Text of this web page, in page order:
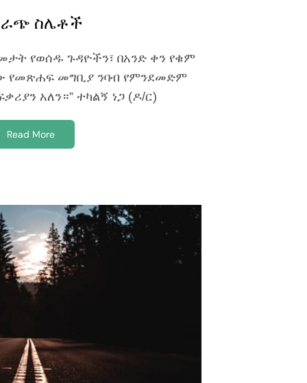
ስሌቶች
የወሰዱ ጉዳዮችን፣ በአንድ ቀን የቁም
የመጽሐፍ መግቢያ ንባብ የምንደመድም
አለን።” ተካልኝ ነጋ (ዶ/ር)
Read More